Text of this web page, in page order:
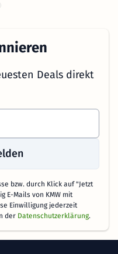
Deals direkt
bzw. durch Klick auf "Jetzt
E-Mails von KMW mit
Einwilligung jederzeit
der Datenschutzerklärung.